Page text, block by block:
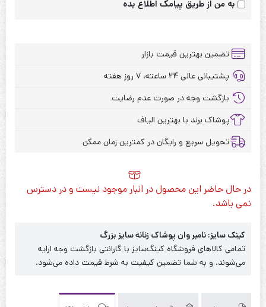
به من از طریق پیامک اطلاع بده
تضمین بهترین قیمت بازار
پشتیبانی عالی ۲۴ ساعته، ۷ روز هفته
بازگشت وجه در صورت عدم رضایت
پوشاک برند با بهترین الیاف
تحویل سریع و رایگان در کمترین زمان ممکن
در حال حاضر این محصول در انبار موجود نیست و در دسترس
نمی باشد.
کینک سایز: نامبر وان پوشاک زنانه سایز بزرگ
تمامی کالاهای فروشگاه کینگ‌سایز با گارانتی بازگشت وجه ارایه
می‌شوند. و به شما تضمین کیفیت به شرط قیمت داده می‌شود.